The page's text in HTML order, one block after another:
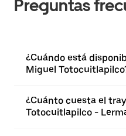
Preguntas
¿Cuándo está
Miguel
¿Cuánto cuesta el
Totocuitlapilco -